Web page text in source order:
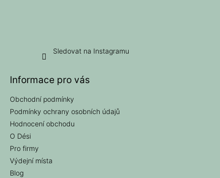
Sledovat na Instagramu
Informace pro vás
Obchodní podmínky
Podmínky ochrany osobních údajů
Hodnocení obchodu
O Dési
Pro firmy
Výdejní místa
Blog